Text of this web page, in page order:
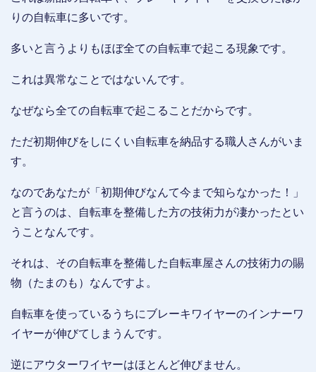
りの自転車に多いです。
多いと言うよりもほぼ全ての自転車で起こる現象です。
これは異常なことではないんです。
なぜなら全ての自転車で起こることだからです。
ただ初期伸びをしにくい自転車を納品する職人さんがいま
す。
なのであなたが「初期伸びなんて今まで知らなかった！」
と言うのは、自転車を整備した方の技術力が凄かったとい
うことなんです。
それは、その自転車を整備した自転車屋さんの技術力の賜
物（たまのも）なんですよ。
自転車を使っているうちにブレーキワイヤーのインナーワ
イヤーが伸びてしまうんです。
逆にアウターワイヤーはほとんど伸びません。